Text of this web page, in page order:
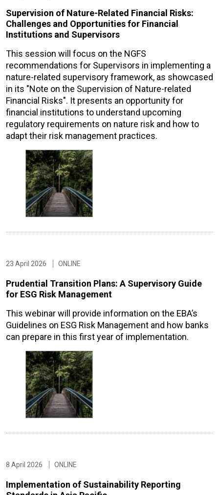
Supervision of Nature-Related Financial Risks:
Challenges and Opportunities for Financial
Institutions and Supervisors
This session will focus on the NGFS
recommendations for Supervisors in implementing a
nature-related supervisory framework, as showcased
in its "Note on the Supervision of Nature-related
Financial Risks". It presents an opportunity for
financial institutions to understand upcoming
regulatory requirements on nature risk and how to
adapt their risk management practices.
23 April 2026 ONLINE
Prudential Transition Plans: A Supervisory Guide
for ESG Risk Management
This webinar will provide information on the EBA’s
Guidelines on ESG Risk Management and how banks
can prepare in this first year of implementation.
8 April 2026 ONLINE
Implementation of Sustainability Reporting